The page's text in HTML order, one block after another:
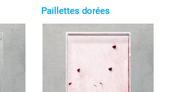
Paillettes dorées